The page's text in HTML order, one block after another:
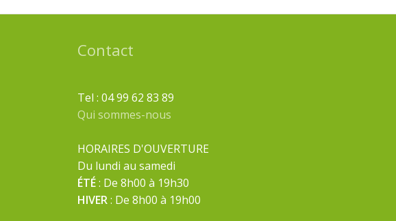
Contact
Tel : 04 99 62 83 89
Qui sommes-nous
HORAIRES D'OUVERTURE
Du lundi au samedi
ÉTÉ: De 8h00 à 19h30
HIVER: De 8h00 à 19h00